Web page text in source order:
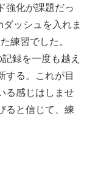
強化が課題だっ
ッシュを入れま
練習でした。
録を一度も越え
する。これが目
る感じはしませ
ると信じて、練